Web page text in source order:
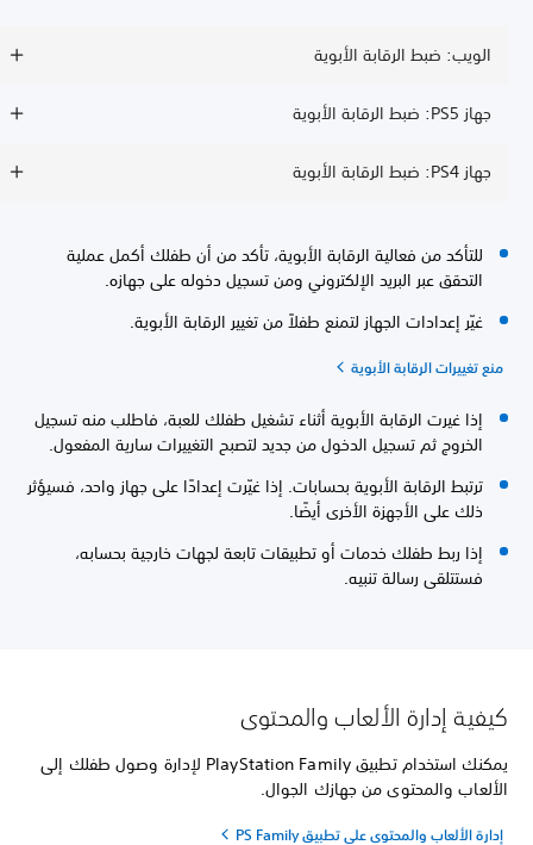
الويب: ضبط الرقابة الأبوية
جهاز PS5: ضبط الرقابة الأبوية
جهاز PS4: ضبط الرقابة الأبوية
للتأكد من فعالية الرقابة الأبوية، تأكد من أن طفلك أكمل عملية
التحقق عبر البريد الإلكتروني ومن تسجيل دخوله على جهازه.
غيّر إعدادات الجهاز لتمنع طفلاً من تغيير الرقابة الأبوية.
منع تغييرات الرقابة الأبوية
إذا غيرت الرقابة الأبوية أثناء تشغيل طفلك للعبة، فاطلب منه تسجيل
الخروج ثم تسجيل الدخول من جديد لتصبح التغييرات سارية المفعول.
ترتبط الرقابة الأبوية بحسابات. إذا غيّرت إعدادًا على جهاز واحد، فسيؤثر
ذلك على الأجهزة الأخرى أيضًا.
إذا ربط طفلك خدمات أو تطبيقات تابعة لجهات خارجية بحسابه،
فستتلقى رسالة تنبيه.
كيفية إدارة الألعاب والمحتوى
يمكنك استخدام تطبيق PlayStation Family لإدارة وصول طفلك إلى
الألعاب والمحتوى من جهازك الجوال.
إدارة الألعاب والمحتوى على تطبيق PS Family